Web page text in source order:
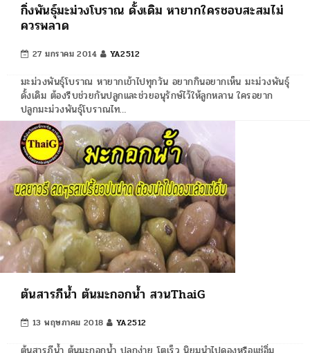
กิ่งพันธุ์มะม่วงโบราณ ดั้งเดิม หายากใครชอบสะสมไม่
ควรพลาด
27 มกราคม 2014 YA2512
มะม่วงพันธุ์โบราณ หายากเข้าไปทุกวัน อยากกินอยากเห็น มะม่วงพันธุ์
ดั้งเดิม ต้องรีบช่วยกันปลูกและช่วยอนุรักษ์ไว้ให้ลูกหลาน ใครอยาก
ปลูกมะม่วงพันธุ์โบราณไท…
ต้นสารภีน้ำ ต้นมะกอกน้ำ สวนThaiG
13 พฤษภาคม 2018 YA2512